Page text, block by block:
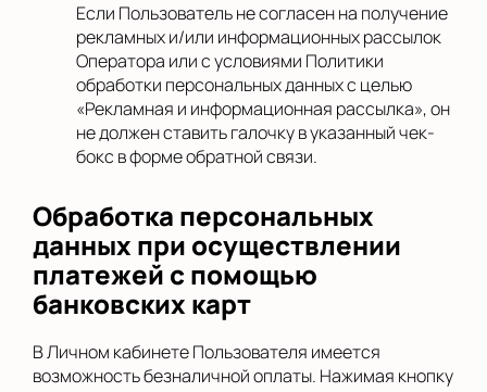
Если Пользователь не согласен на получение
рекламных и/или информационных рассылок
Оператора или с условиями Политики
обработки персональных данных с целью
«Рекламная и информационная рассылка», он
не должен ставить галочку в указанный чек-
бокс в форме обратной связи.
Обработка персональных
данных при осуществлении
платежей с помощью
банковских карт
В Личном кабинете Пользователя имеется
возможность безналичной оплаты. Нажимая кнопку